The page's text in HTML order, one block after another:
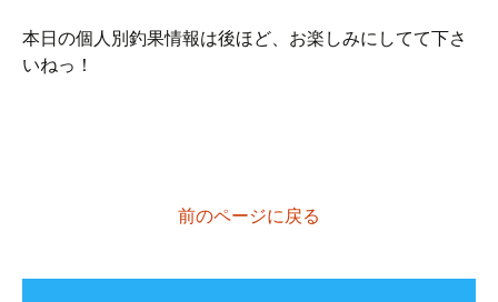
本日の個人別釣果情報は後ほど、お楽しみにしてて下さ
いねっ！
前のページに戻る